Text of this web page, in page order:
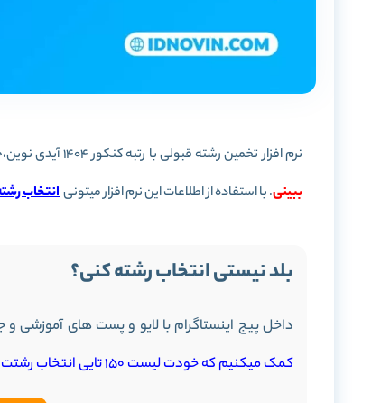
نرم افزار تخمین رشته قبولی با رتبه کنکور 1404 آیدی نوین،خیلی ساده و دقیق این امکان رو بهت میده که
ببینی. با استفاده از اطلاعات این نرم افزار میتونیانتخاب
بلد نیستی انتخاب رشته کنی؟
داخل پیج اینستاگرام با لایو و پست های آموزشی و
کمک میکنیم که خودت لیست 150 تایی انتخاب رشتت رو بچینی.